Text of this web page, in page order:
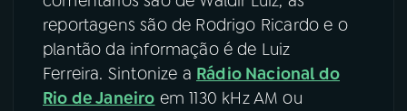
reportagens são de Rodrigo Ricardo e o
plantão da informação é de Luiz
Ferreira. Sintonize a Rádio Nacional do
Rio de Janeiro em 1130 kHz AM ou